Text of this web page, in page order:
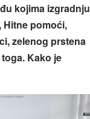
kojima izgradnju
pomoći,
zelenog prstena
Kako je